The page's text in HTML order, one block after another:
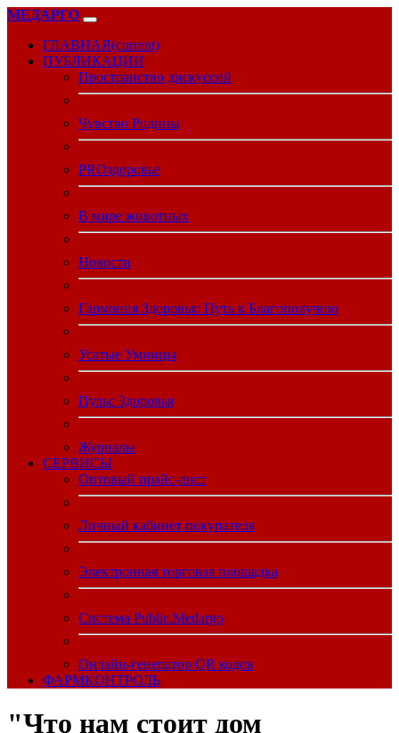
МЕДАРГО
ГЛАВНАЯ(current)
ПУБЛИКАЦИИ
Пространство дискуссий
Чувство Родины
PROздоровье
В мире животных
Новости
Гармония Здоровья: Путь к Благополучию
Усатые Умницы
Пульс Здоровья
Журналы
CЕРВИСЫ
Оптовый прайс-лист
Личный кабинет покупателя
Электронная торговая площадка
Система Public.Medargo
Онлайн-генератор QR кодов
ФАРМКОНТРОЛЬ
"Что нам стоит дом